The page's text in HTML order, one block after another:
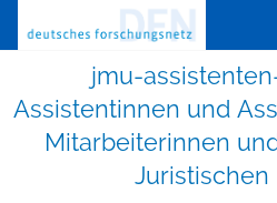
jmu-
Assistentinnen und
Mitarbeiterinnen
Juristischen